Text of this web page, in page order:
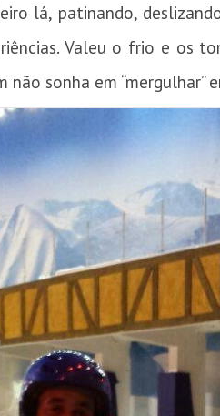
lá, patinando,
Valeu o frio e os
não sonha em “mergulhar”